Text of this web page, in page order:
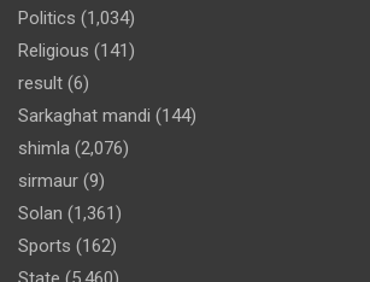
Politics (1,034)
Religious (141)
result (6)
Sarkaghat mandi (144)
shimla (2,076)
sirmaur (9)
Solan (1,361)
Sports (162)